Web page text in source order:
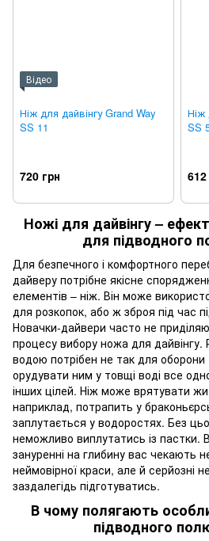
Відео
Ніж для дайвінгу Grand Way
SS 11
720 грн
Ніж
SS
612
Ножі для дайвінгу –
для підводного
Для безпечного і комфортного
дайверу потрібне якісне
елементів – ніж. Він може
для розкопок, або ж зброя під час
Новачки-дайвери часто не
процесу вибору ножа для дайвінгу.
водою потрібен не так для
орудувати ним у товщі воді все
інших цілей. Ніж може врятувати
наприклад, потрапить у
заплутається у водоростях. Без
неможливо виплутатись із пастки.
зануренні на глибину вас чекають
неймовірної краси, але й серйозні
заздалегідь підготуватись.
В чому полягають
підводного